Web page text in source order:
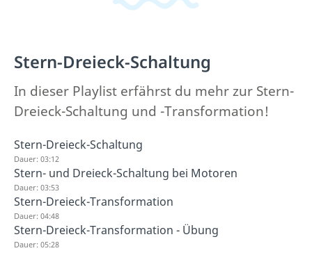
Stern-Dreieck-Schaltung
In dieser Playlist erfährst du mehr zur Stern-
Dreieck-Schaltung und -Transformation!
Stern-Dreieck-Schaltung
Dauer: 03:12
Stern- und Dreieck-Schaltung bei Motoren
Dauer: 03:53
Stern-Dreieck-Transformation
Dauer: 04:48
Stern-Dreieck-Transformation - Übung
Dauer: 05:28